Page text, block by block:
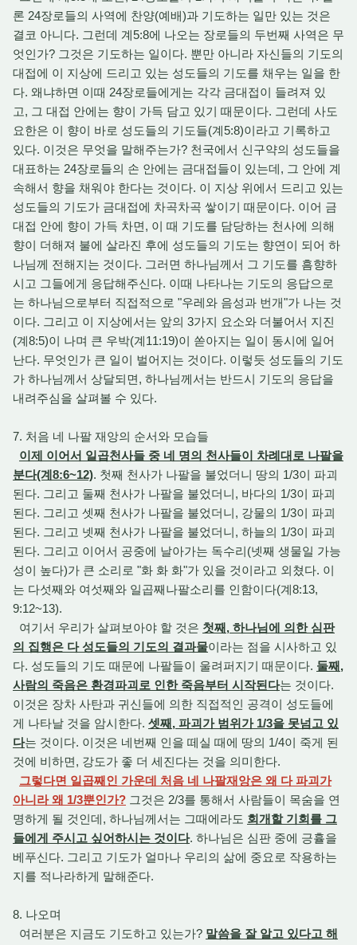
론 24장로들의 사역에 찬양(예배)과 기도하는 일만 있는 것은
결코 아니다. 그런데 계5:8에 나오는 장로들의 두번째 사역은 무
엇인가? 그것은 기도하는 일이다. 뿐만 아니라 자신들의 기도의
대접에 이 지상에 드리고 있는 성도들의 기도를 채우는 일을 한
다. 왜냐하면 이때 24장로들에게는 각각 금대접이 들려져 있
고, 그 대접 안에는 향이 가득 담고 있기 때문이다. 그런데 사도
요한은 이 향이 바로 성도들의 기도들(계5:8)이라고 기록하고
있다. 이것은 무엇을 말해주는가? 천국에서 신구약의 성도들을
대표하는 24장로들의 손 안에는 금대접들이 있는데, 그 안에 계
속해서 향을 채워야 한다는 것이다. 이 지상 위에서 드리고 있는
성도들의 기도가 금대접에 차곡차곡 쌓이기 때문이다. 이어 금
대접 안에 향이 가득 차면, 이 때 기도를 담당하는 천사에 의해
향이 더해져 불에 살라진 후에 성도들의 기도는 향연이 되어 하
나님께 전해지는 것이다. 그러면 하나님께서 그 기도를 흠향하
시고 그들에게 응답해주신다. 이때 나타나는 기도의 응답으로
는 하나님으로부터 직접적으로 "우레와 음성과 번개"가 나는 것
이다. 그리고 이 지상에서는 앞의 3가지 요소와 더불어서 지진
(계8:5)이 나며 큰 우박(계11:19)이 쏟아지는 일이 동시에 일어
난다. 무엇인가 큰 일이 벌어지는 것이다. 이렇듯 성도들의 기도
가 하나님께서 상달되면, 하나님께서는 반드시 기도의 응답을
내려주심을 살펴볼 수 있다.
7. 처음 네 나팔 재앙의 순서와 모습들
이제 이어서 일곱천사들 중 네 명의 천사들이 차례대로 나팔을
분다(계8:6~12). 첫째 천사가 나팔을 불었더니 땅의 1/3이 파괴
된다. 그리고 둘째 천사가 나팔을 불었더니, 바다의 1/3이 파괴
된다. 그리고 셋째 천사가 나팔을 불었더니, 강물의 1/3이 파괴
된다. 그리고 넷째 천사가 나팔을 불었더니, 하늘의 1/3이 파괴
된다. 그리고 이어서 공중에 날아가는 독수리(넷째 생물일 가능
성이 높다)가 큰 소리로 "화 화 화"가 있을 것이라고 외쳤다. 이
는 다섯째와 여섯째와 일곱째나팔소리를 인함이다(계8:13,
9:12~13).
여기서 우리가 살펴보아야 할 것은 첫째, 하나님에 의한 심판
의 집행은 다 성도들의 기도의 결과물이라는 점을 시사하고 있
다. 성도들의 기도 때문에 나팔들이 울려퍼지기 때문이다. 둘째,
사람의 죽음은 환경파괴로 인한 죽음부터 시작된다는 것이다.
이것은 장차 사탄과 귀신들에 의한 직접적인 공격이 성도들에
게 나타날 것을 암시한다. 셋째, 파괴가 범위가 1/3을 못넘고 있
다는 것이다. 이것은 네번째 인을 떼실 때에 땅의 1/4이 죽게 된
것에 비하면, 강도가 좋 더 세진다는 것을 의미한다.
그렇다면 일곱째인 가운데 처음 네 나팔재앙은 왜 다 파괴가
아니라 왜 1/3뿐인가? 그것은 2/3를 통해서 사람들이 목숨을 연
명하게 될 것인데, 하나님께서는 그때에라도 회개할 기회를 그
들에게 주시고 싶어하시는 것이다. 하나님은 심판 중에 긍휼을
베푸신다. 그리고 기도가 얼마나 우리의 삶에 중요로 작용하는
지를 적나라하게 말해준다.
8. 나오며
여러분은 지금도 기도하고 있는가? 말씀을 잘 알고 있다고 해